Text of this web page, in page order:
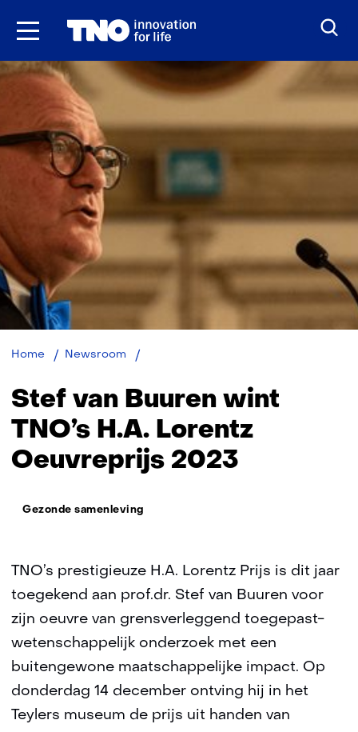
Ga
Home Newsroom
Buuren
wint
TNO’s
H.A.
Lorentz
Oeuvreprijs
Stef van Buuren wint
TNO’s H.A. Lorentz
Oeuvreprijs 2023
Thema:
Gezonde samenleving
TNO’s prestigieuze H.A. Lorentz Prijs is dit jaar
toegekend aan prof.dr. Stef van Buuren voor
zijn oeuvre van grensverleggend toegepast-
wetenschappelijk onderzoek met een
buitengewone maatschappelijke impact. Op
donderdag 14 december ontving hij in het
Teylers museum de prijs uit handen van